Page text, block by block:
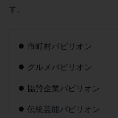
す。
市町村パビリオン
グルメパビリオン
協賛企業パビリオン
伝統芸能パビリオン